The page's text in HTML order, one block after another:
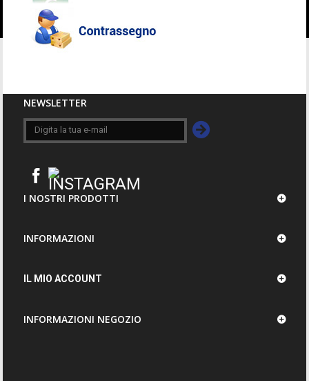
NEWSLETTER
I NOSTRI PRODOTTI
INFORMAZIONI
IL MIO ACCOUNT
INFORMAZIONI NEGOZIO